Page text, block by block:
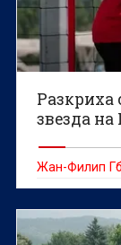
Разкриха
звезда
Жан-Филип